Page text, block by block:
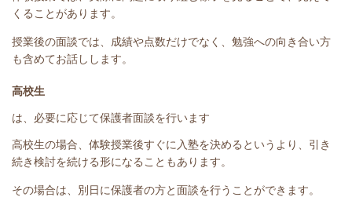
くることがあります。
授業後の面談では、成績や点数だけでなく、勉強への向き合い方
も含めてお話しします。
高校生
は、必要に応じて保護者面談を行います
高校生の場合、体験授業後すぐに入塾を決めるというより、引き
続き検討を続ける形になることもあります。
その場合は、別日に保護者の方と面談を行うことができます。